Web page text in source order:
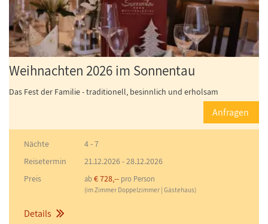
Weihnachten 2026 im Sonnentau
Das Fest der Familie - traditionell, besinnlich und erholsam
Anfragen
Nächte
4 - 7
Reisetermin
21.12.2026-28.12.2026
Preis
ab€ 728,-- pro Person
(im Zimmer Doppelzimmer | Gästehaus)
Details